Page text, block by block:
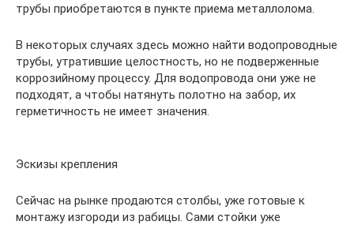
трубы приобретаются в пункте приема металлолома.
В некоторых случаях здесь можно найти водопроводные
трубы, утратившие целостность, но не подверженные
коррозийному процессу. Для водопровода они уже не
подходят, а чтобы натянуть полотно на забор, их
герметичность не имеет значения.
Эскизы крепления
Сейчас на рынке продаются столбы, уже готовые к
монтажу изгороди из рабицы. Сами стойки уже